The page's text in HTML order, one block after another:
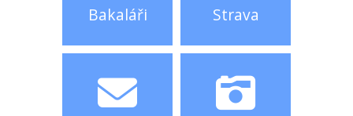
Bakaláři Strava